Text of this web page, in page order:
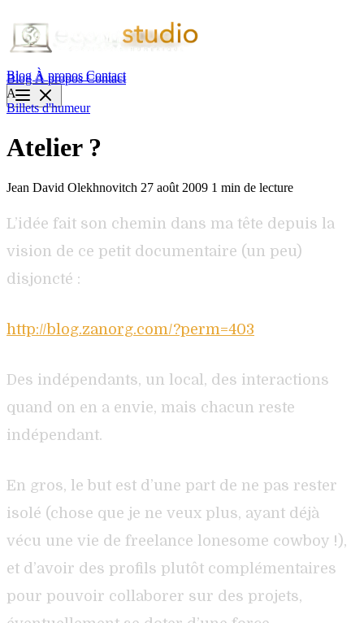
Blog À propos Contact
BlogÀ proposContact
A
Billets d'humeur
Atelier ?
Jean David Olekhnovitch 27 août 2009 1 min de lecture
L’idée fait son chemin dans ma tête depuis la
vision de ce petit documentaire (un peu)
disjoncté :
http://blog.zanorg.com/?perm=403
Des indépendants, un local, des interactions
quand on en a envie, mais chacun reste
indépendant.
En gros, le but est d’une part de ne pas rester
isolé (chose que je ne veux plus, ayant déjà
vécu une vie de freelance lonesome cowboy !),
et d’avoir des profils plutôt complémentaires
pour pouvoir collaborer sur des projets,